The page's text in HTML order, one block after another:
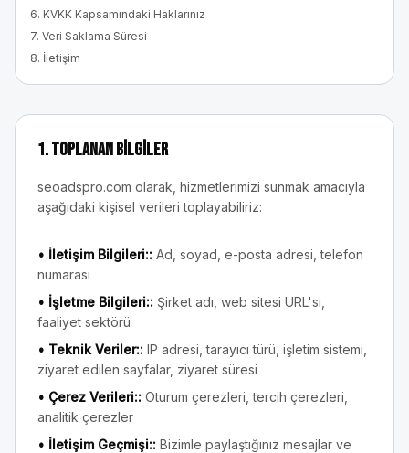
6. KVKK Kapsamındaki Haklarınız
7. Veri Saklama Süresi
8. İletişim
1. Toplanan Bilgiler
seoadspro.com olarak, hizmetlerimizi sunmak amacıyla
aşağıdaki kişisel verileri toplayabiliriz:
• İletişim Bilgileri:: Ad, soyad, e-posta adresi, telefon
numarası
• İşletme Bilgileri:: Şirket adı, web sitesi URL'si,
faaliyet sektörü
• Teknik Veriler:: IP adresi, tarayıcı türü, işletim sistemi,
ziyaret edilen sayfalar, ziyaret süresi
• Çerez Verileri:: Oturum çerezleri, tercih çerezleri,
analitik çerezler
• İletişim Geçmişi:: Bizimle paylaştığınız mesajlar ve